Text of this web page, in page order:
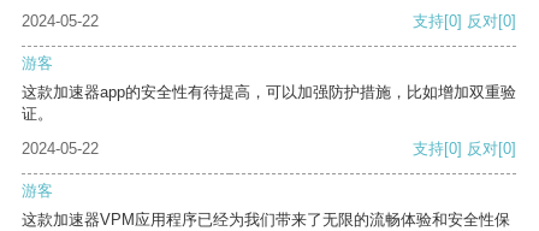
2024-05-22 支持[0] 反对[0]
游客
这款加速器app的安全性有待提高，可以加强防护措施，比如增加双重验
证。
2024-05-22
支持[0] 反对[0]
游客
这款加速器VPM应用程序已经为我们带来了无限的流畅体验和安全性保